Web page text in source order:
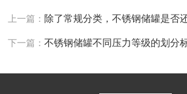
上一篇： 除了常规分类，不锈钢储罐是否
下一篇：不锈钢储罐不同压力等级的划分标准和适